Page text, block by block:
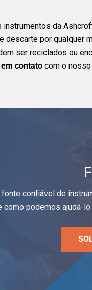
instrumentos da
descarte por
ser reciclados ou
contato com o
confiável de
como podemos ajudá-